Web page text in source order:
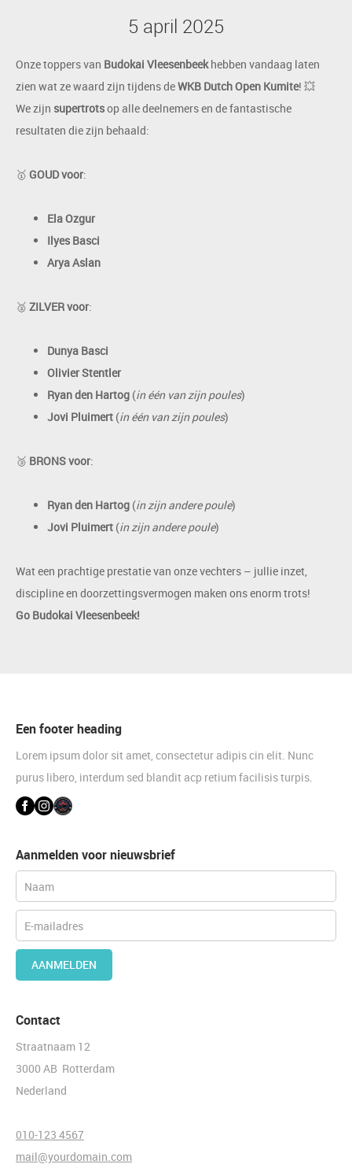
5 april 2025
Onze toppers van Budokai Vleesenbeekhebben vandaag laten
zien wat ze waard zijn tijdens deWKB Dutch Open Kumite! 💥
We zijn supertrotsop alle deelnemers en de fantastische
resultaten die zijn behaald:
🥇 GOUD voor:
Ela Ozgur
Ilyes Basci
Arya Aslan
🥈 ZILVER voor:
Dunya Basci
Olivier Stentler
Ryan den Hartog (in één van zijn poules)
Jovi Pluimert (in één van zijn poules)
🥉 BRONS voor:
Ryan den Hartog (in zijn andere poule)
Jovi Pluimert (in zijn andere poule)
Wat een prachtige prestatie van onze vechters – jullie inzet,
discipline en doorzettingsvermogen maken ons enorm trots!
Go Budokai Vleesenbeek!
Een footer heading
Lorem ipsum dolor sit amet, consectetur adipis cin elit. Nunc
purus libero, interdum sed blandit acp retium facilisis turpis.
Aanmelden voor nieuwsbrief
AANMELDEN
Contact
Straatnaam 12
3000 AB Rotterdam
Nederland
010-123 4567
mail@yourdomain.com